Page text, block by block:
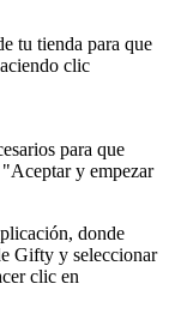
tu tienda para que
clic
donde
Gifty y seleccionar
clic en